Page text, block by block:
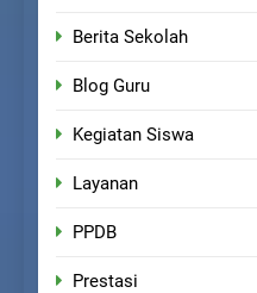
Berita Sekolah
Blog Guru
Kegiatan Siswa
Layanan
PPDB
Prestasi